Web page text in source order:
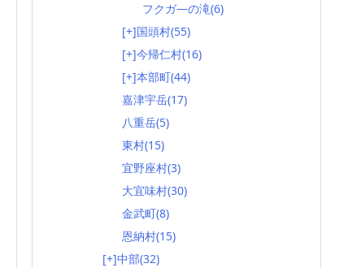
フクガ―の滝(6)
[+]国頭村(55)
[+]今帰仁村(16)
[+]本部町(44)
嘉津宇岳(17)
八重岳(5)
東村(15)
宜野座村(3)
大宜味村(30)
金武町(8)
恩納村(15)
[+]中部(32)